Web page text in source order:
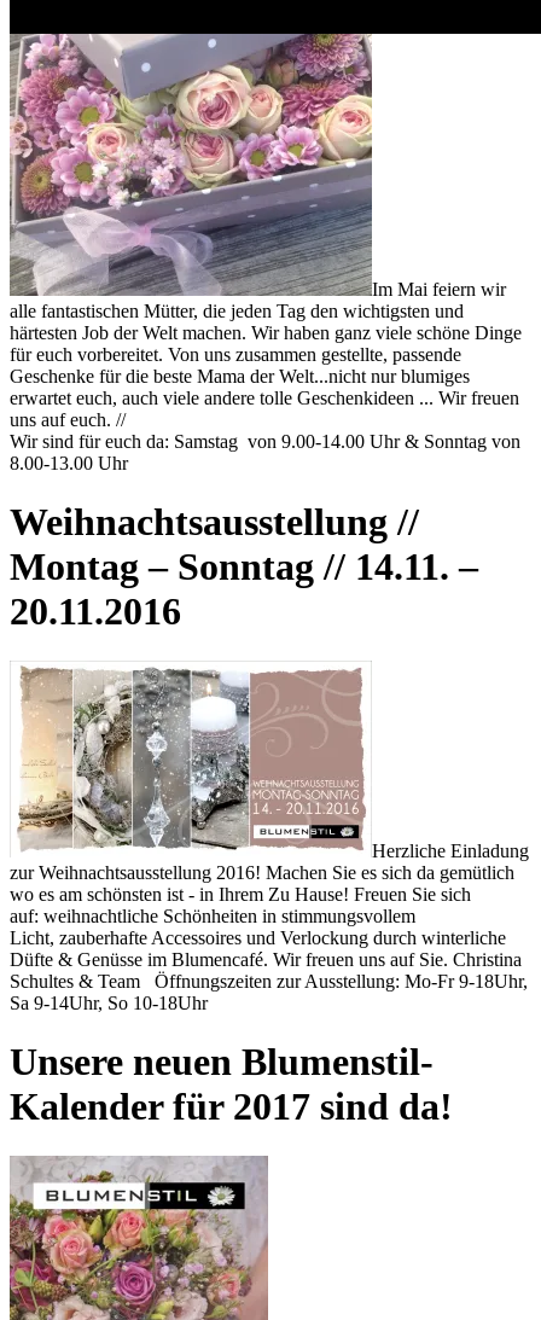
Im Mai feiern wir
alle fantastischen Mütter, die jeden Tag den wichtigsten und
härtesten Job der Welt machen. Wir haben ganz viele schöne Dinge
für euch vorbereitet. Von uns zusammen gestellte, passende
Geschenke für die beste Mama der Welt...nicht nur blumiges
erwartet euch, auch viele andere tolle Geschenkideen ... Wir freuen
uns auf euch. //
Wir sind für euch da: Samstag von 9.00-14.00 Uhr & Sonntag von
8.00-13.00 Uhr
Weihnachtsausstellung //
Montag – Sonntag // 14.11. –
20.11.2016
Herzliche Einladung
zur Weihnachtsausstellung 2016! Machen Sie es sich da gemütlich
wo es am schönsten ist - in Ihrem Zu Hause! Freuen Sie sich
auf: weihnachtliche Schönheiten in stimmungsvollem
Licht, zauberhafte Accessoires und Verlockung durch winterliche
Düfte & Genüsse im Blumencafé. Wir freuen uns auf Sie. Christina
Schultes & Team Öffnungszeiten zur Ausstellung: Mo-Fr 9-18Uhr,
Sa 9-14Uhr, So 10-18Uhr
Unsere neuen Blumenstil-
Kalender für 2017 sind da!